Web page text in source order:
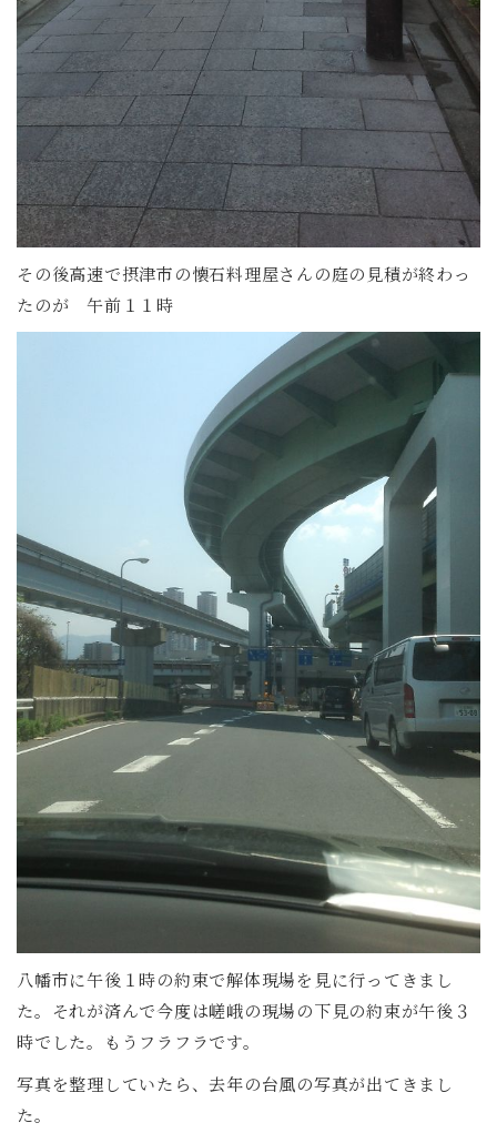
その後高速で摂津市の懐石料理屋さんの庭の見積が終わっ
たのが 午前１１時
八幡市に午後１時の約束で解体現場を見に行ってきまし
た。それが済んで今度は嵯峨の現場の下見の約束が午後３
時でした。もうフラフラです。
写真を整理していたら、去年の台風の写真が出てきまし
た。